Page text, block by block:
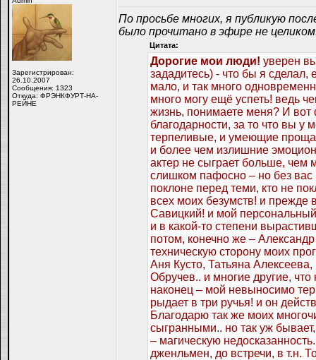
Зарегистрирован:
26.10.2007
Сообщения: 1323
Откуда: ФРЭНКФУРТ-НА-
РЕЙНЕ
По просьбе многих, я публикую
было прочитано в эфире не
Цитата:
Дорогие мои люди! уверен
зададитесь) - что бы я сделал,
мало, и так много
много могу ещё успеть! ведь
жизнь, понимаете меня? И вот
благодарности, за то что вы
терпеливые, и умеющие
и более чем излишние
актер не сыграет больше, чем
слишком пафосно – но без вас
поклоне перед теми, кто не
всех моих безумств! и
Савицкий! и мой
и в какой-то степени
потом, конечно же –
техническую сторону моих
Аня Кусто, Татьяна
Обручев.. и многие другие,
наконец – мой невыносимо
рыдает в три ручья! и он
Благодарю так же моих
сыгранными.. но так уж бывает,
– магическую
дженльмен, до встречи, в т.н.